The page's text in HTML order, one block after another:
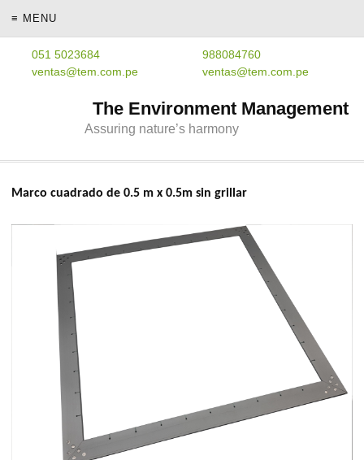
≡ MENU
051 5023684
988084760
ventas@tem.com.pe
ventas@tem.com.pe
The Environment Management
Assuring nature’s harmony
Marco cuadrado de 0.5 m x 0.5m sin grillar